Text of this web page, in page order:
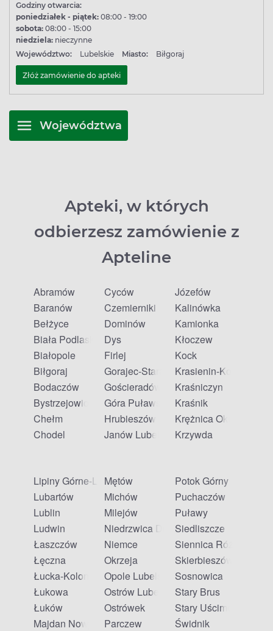
Godziny otwarcia:
poniedziałek - piątek: 08:00 - 19:00
sobota: 08:00 - 15:00
niedziela: nieczynne
Województwo:
Lubelskie Miasto: Biłgoraj
Złóż zamówienie do apteki
Województwa
Apteki, w których
odbierzesz zamówienie z
Apteline
Abramów
Baranów
Bełżyce
Biała Podlaska
Białopole
Biłgoraj
Bodaczów
Bystrzejowice Pierwsze
Chełm
Chodel
Cyców
Czemierniki
Dominów
Dys
Firlej
Gorajec-Stara Wieś
Gościeradów Ukazowy
Góra Puławska
Hrubieszów
Janów Lubelski
Józefów
Kalinówka
Kamionka
Kłoczew
Kock
Krasienin-Kolonia
Kraśniczyn
Kraśnik
Krężnica Okrągła
Krzywda
Lipiny Górne-Lewki
Lubartów
Lublin
Ludwin
Łaszczów
Łęczna
Łucka-Kolonia
Łukowa
Łuków
Majdan Nowy
Mętów
Michów
Milejów
Niedrzwica Duża
Niemce
Okrzeja
Opole Lubelskie
Ostrów Lubelski
Ostrówek
Parczew
Potok Górny
Puchaczów
Puławy
Siedliszcze
Siennica Różana
Skierbieszów
Sosnowica
Stary Brus
Stary Uścimów
Świdnik